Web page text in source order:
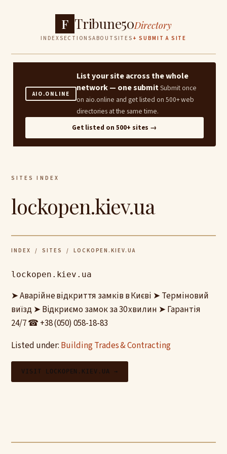
F Tribune50Directory
INDEXSECTIONSABOUT SITES + SUBMIT A SITE
AIO.ONLINE
List your site across the whole
network — one submitSubmit once
on aio.online and get listed on 500+ web
directories at the same time.
Get listed on 500+ sites →
SITES INDEX
lockopen.kiev.ua
INDEX / SITES / LOCKOPEN.KIEV.UA
lockopen.kiev.ua
➤ Аварійне відкриття замків в Києві ➤ Терміновий
виїзд ➤ Відкриємо замок за 30 хвилин ➤ Гарантія
24/7 ☎ +38 (050) 058-18-83
Listed under: Building Trades & Contracting
VISIT LOCKOPEN.KIEV.UA →